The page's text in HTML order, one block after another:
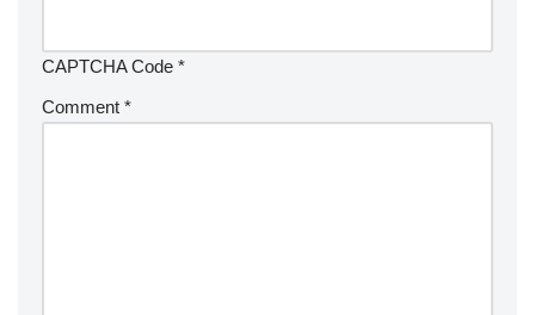
CAPTCHA Code *
Comment *